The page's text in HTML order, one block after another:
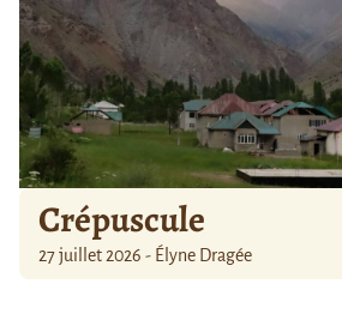
Crépuscule
27 juillet 2026 - Élyne Dragée